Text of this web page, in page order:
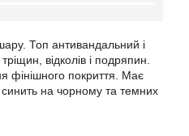
Топ антивандальний і
відколів і подряпин.
фінішного покриття. Має
синить на чорному та темних